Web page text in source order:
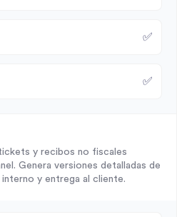
✅
✅
y recibos no fiscales
Genera versiones detalladas de
y entrega al cliente.